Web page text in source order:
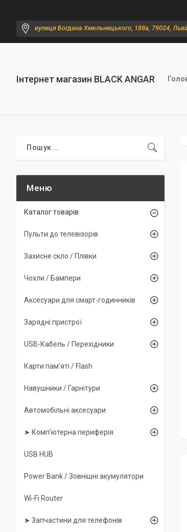
вулиця Богдана Хмельницького, 188а, 79024,
Інтернет магазин BLACK ANGAR
Каталог товарів
Пульти до телевізорів
Захисне скло / Плівки
Чохли / Бампери
Аксесуари для смарт-годинників
Зарядні пристрої
USB-Кабель / Перехідники
Карти пам'яті / Flash
Навушники / Гарнітури
Автомобільні аксесуари
➤ Комп'ютерна периферія
USB HUB
Power Bank / Зовнішні акумулятори
Wi-Fi Router
➤ Запчастини для телефонів